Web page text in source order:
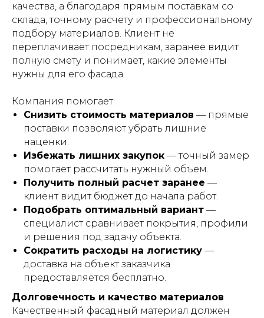
качества, а благодаря прямым поставкам со
склада, точному расчету и профессиональному
подбору материалов. Клиент не
переплачивает посредникам, заранее видит
полную смету и понимает, какие элементы
нужны для его фасада.
Компания помогает:
Снизить стоимость материалов — прямые
поставки позволяют убрать лишние
наценки.
Избежать лишних закупок — точный замер
помогает рассчитать нужный объем.
Получить полный расчет заранее —
клиент видит бюджет до начала работ.
Подобрать оптимальный вариант —
специалист сравнивает покрытия, профили
и решения под задачу объекта.
Сократить расходы на логистику —
доставка на объект заказчика
предоставляется бесплатно.
Долговечность и качество материалов
Качественный фасадный материал должен